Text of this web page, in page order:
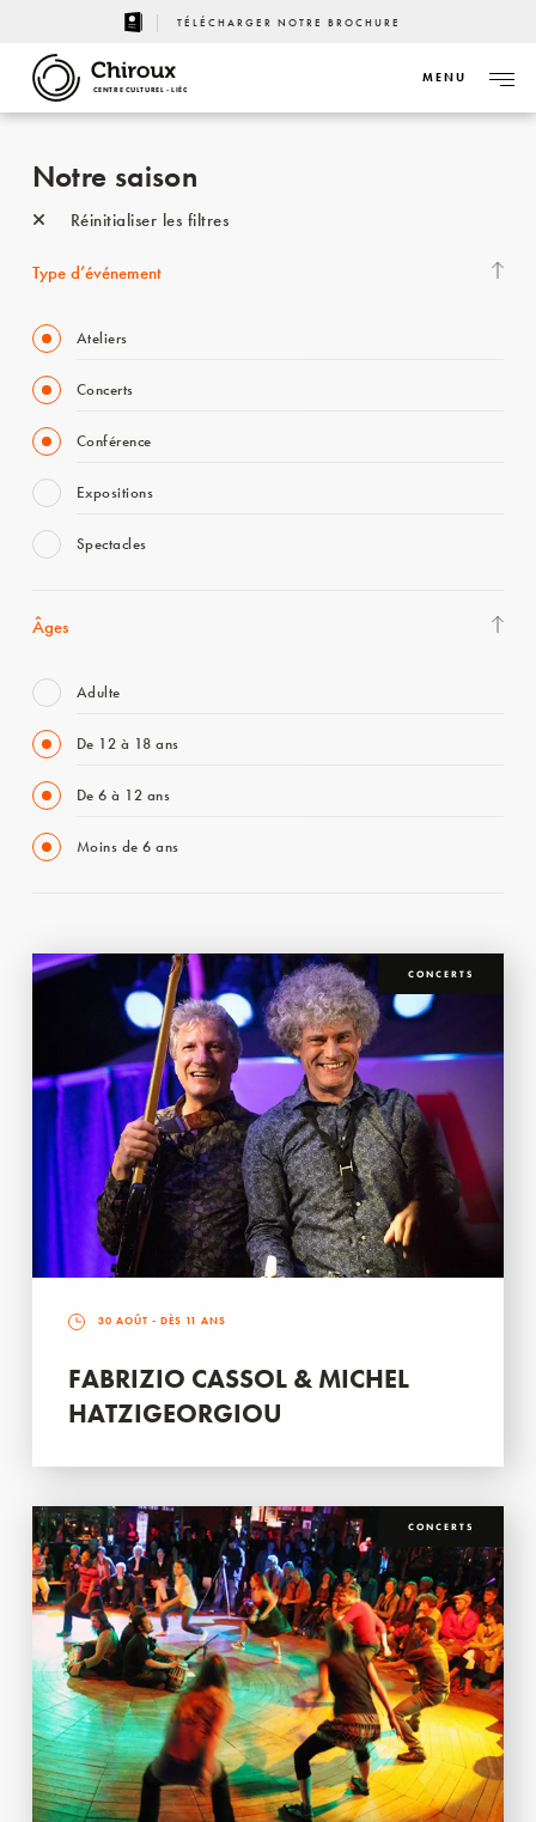
TÉLÉCHARGER NOTRE BROCHURE
CENTRE CULTUREL - LIÈGE
MENU
Notre saison
Réinitialiser les filtres
Type d’événement
Ateliers
Concerts
Conférence
Expositions
Spectacles
Âges
Adulte
De 12 à 18 ans
De 6 à 12 ans
Moins de 6 ans
CONCERTS
30 AOÛT - DÈS 11 ANS
FABRIZIO CASSOL & MICHEL
HATZIGEORGIOU
CONCERTS